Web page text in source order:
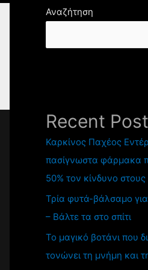
Αναζήτηση
Recent
Καρκίνος Παχέος
πασίγνωστα φάρμακα
50% τον κίνδυνο
Τρία φυτά-βάλσαμο
– Βάλτε τα στο σπίτι
Το μαγικό βοτάνι που
τονώνει τη μνήμη και